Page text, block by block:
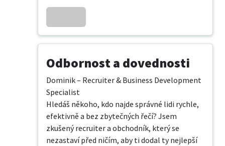
Odbornost a dovednosti
Dominik – Recruiter & Business Development
Specialist
Hledáš někoho, kdo najde správné lidi rychle,
efektivně a bez zbytečných řečí? Jsem
zkušený recruiter a obchodník, který se
nezastaví před ničím, aby ti dodal ty nejlepší